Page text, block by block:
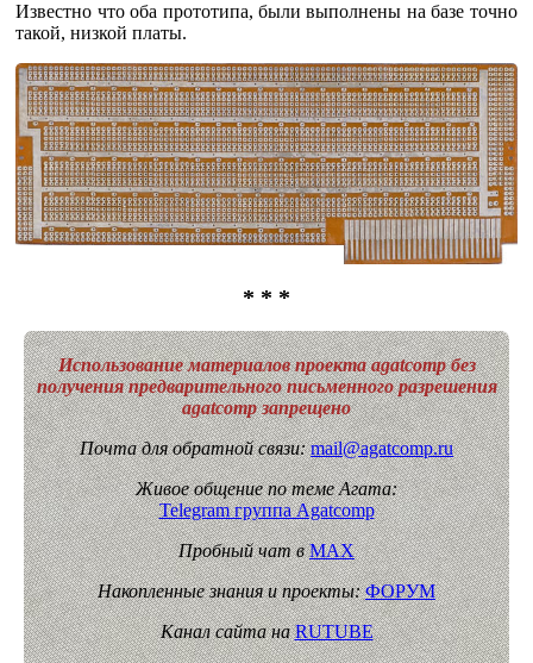
Известно что оба прототипа, были выполнены на базе точно
такой, низкой платы.
* * *
Использование материалов проекта agatcomp без
получения предварительного письменного разрешения
agatcomp запрещено
Почта для обратной связи:mail@agatcomp.ru
Живое общение по теме Агата:
Telegram группа Agatcomp
Пробный чат вMAX
Накопленные знания и проекты:ФОРУМ
Канал сайта наRUTUBE